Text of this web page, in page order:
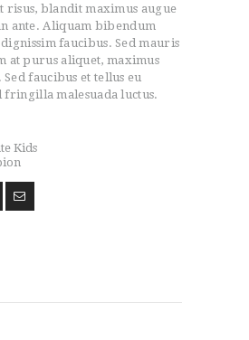
risus, blandit maximus augue
ante. Aliquam bibendum
faucibus. Sed mauris
at purus aliquet, maximus
faucibus et tellus eu
fringilla malesuada luctus.
Kids